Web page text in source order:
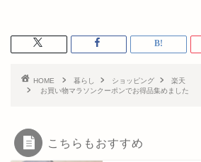
HOME 暮らし ショッピング
楽天
お買い物マラソンクーポンでお得品集めました
こちらもおすすめ